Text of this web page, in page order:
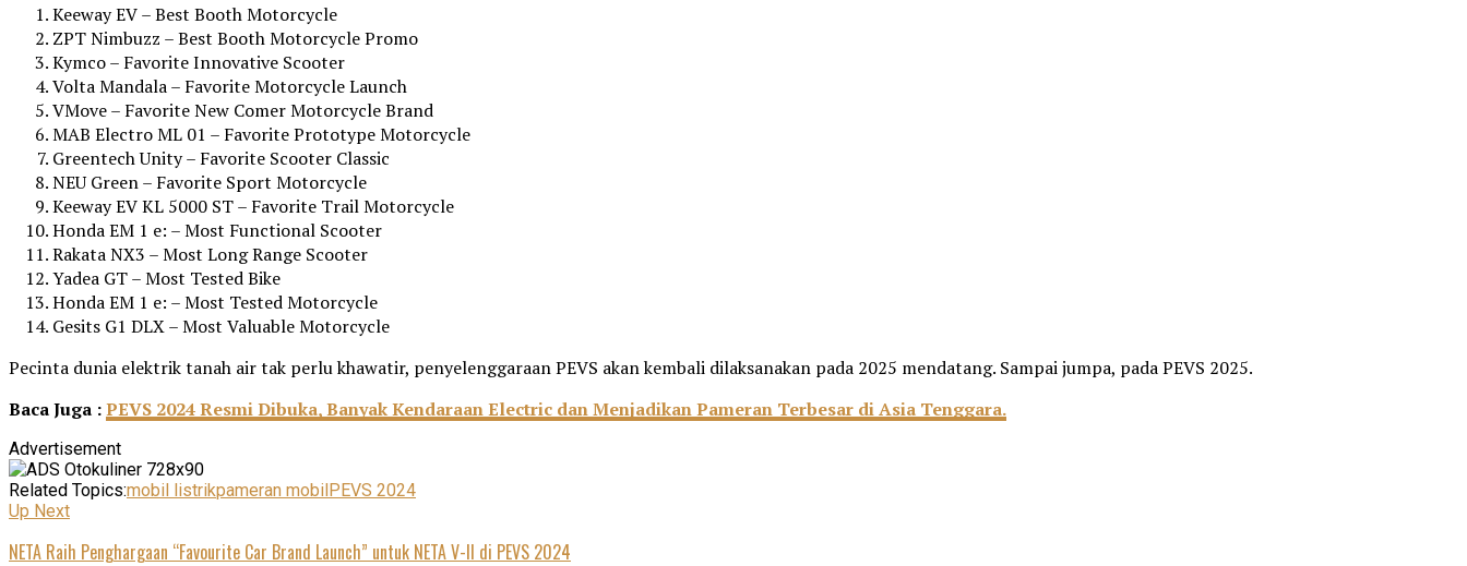
Keeway EV – Best Booth Motorcycle
ZPT Nimbuzz – Best Booth Motorcycle Promo
Kymco – Favorite Innovative Scooter
Volta Mandala – Favorite Motorcycle Launch
VMove – Favorite New Comer Motorcycle Brand
MAB Electro ML 01 – Favorite Prototype Motorcycle
Greentech Unity – Favorite Scooter Classic
NEU Green – Favorite Sport Motorcycle
Keeway EV KL 5000 ST – Favorite Trail Motorcycle
Honda EM 1 e: – Most Functional Scooter
Rakata NX3 – Most Long Range Scooter
Yadea GT – Most Tested Bike
Honda EM 1 e: – Most Tested Motorcycle
Gesits G1 DLX – Most Valuable Motorcycle
Pecinta dunia elektrik tanah air tak perlu khawatir, penyelenggaraan PEVS akan kembali dilaksanakan pada 2025 mendatang. Sampai jumpa, pada PEVS 2025.
Baca Juga :PEVS 2024 Resmi Dibuka, Banyak Kendaraan Electric dan Menjadikan Pameran Terbesar di Asia Tenggara.
Advertisement
Related Topics:mobil listrikpameran mobilPEVS 2024
Up Next
NETA Raih Penghargaan “Favourite Car Brand Launch” untuk NETA V-II di PEVS 2024